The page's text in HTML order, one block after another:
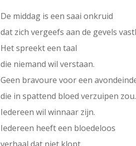
De middag is een saai onkruid
dat zich vergeefs aan de gevels
Het spreekt een taal
die niemand wil verstaan.
Geen bravoure voor een
die in spattend bloed verzuipen zou.
Iedereen wil winnaar zijn.
Iedereen heeft een bloedeloos